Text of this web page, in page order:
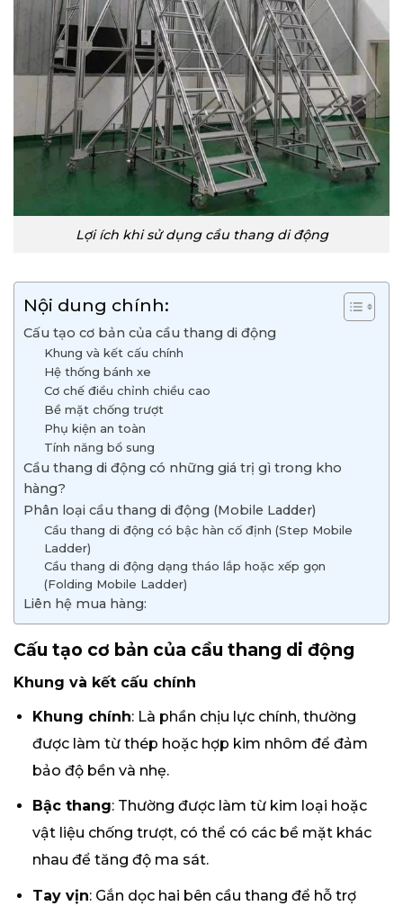
Lợi ích khi sử dụng cầu thang di động
Nội dung chính:
Cấu tạo cơ bản của cầu thang di động
Khung và kết cấu chính
Hệ thống bánh xe
Cơ chế điều chỉnh chiều cao
Bề mặt chống trượt
Phụ kiện an toàn
Tính năng bổ sung
Cầu thang di động có những giá trị gì trong kho
hàng?
Phân loại cầu thang di động (Mobile Ladder)
Cầu thang di động có bậc hàn cố định (Step Mobile
Ladder)
Cầu thang di động dạng tháo lắp hoặc xếp gọn
(Folding Mobile Ladder)
Liên hệ mua hàng:
Cấu tạo cơ bản của cầu thang di động
Khung và kết cấu chính
Khung chính: Là phần chịu lực chính, thường
được làm từ thép hoặc hợp kim nhôm để đảm
bảo độ bền và nhẹ.
Bậc thang: Thường được làm từ kim loại hoặc
vật liệu chống trượt, có thể có các bề mặt khác
nhau để tăng độ ma sát.
Tay vịn: Gắn dọc hai bên cầu thang để hỗ trợ